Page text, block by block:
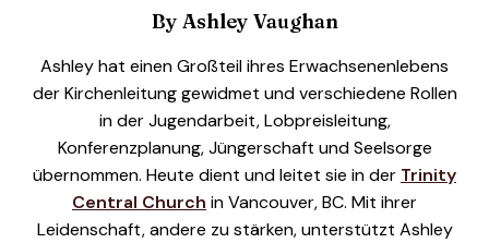
By Ashley Vaughan
Ashley hat einen Großteil ihres Erwachsenenlebens
der Kirchenleitung gewidmet und verschiedene Rollen
in der Jugendarbeit, Lobpreisleitung,
Konferenzplanung, Jüngerschaft und Seelsorge
übernommen. Heute dient und leitet sie in der Trinity
Central Church in Vancouver, BC. Mit ihrer
Leidenschaft, andere zu stärken, unterstützt Ashley